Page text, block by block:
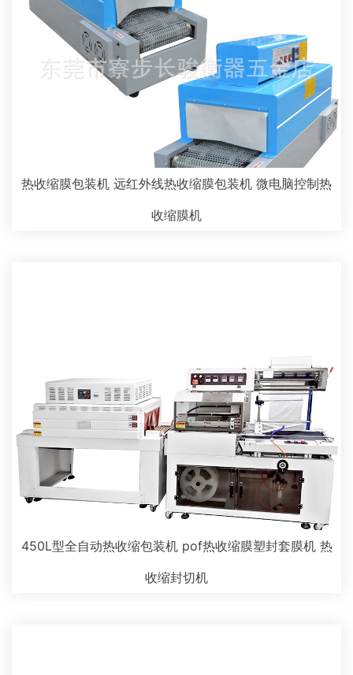
热收缩膜包装机 远红外线热收缩膜包装机 微电脑控制热
收缩膜机
450L型全自动热收缩包装机 pof热收缩膜塑封套膜机 热
收缩封切机